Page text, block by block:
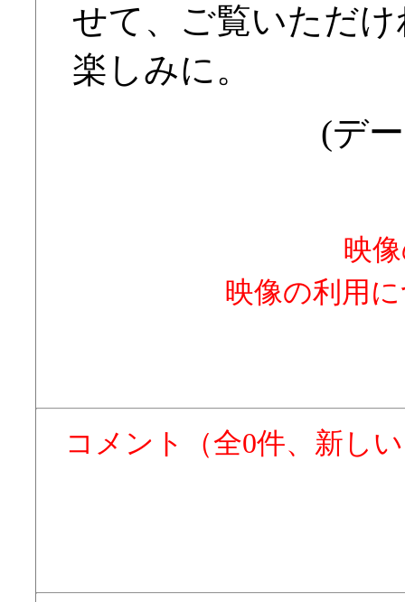
せて、ご覧いただ
楽しみに。
(デ
映
映像の利用
コメント（全0件、新し